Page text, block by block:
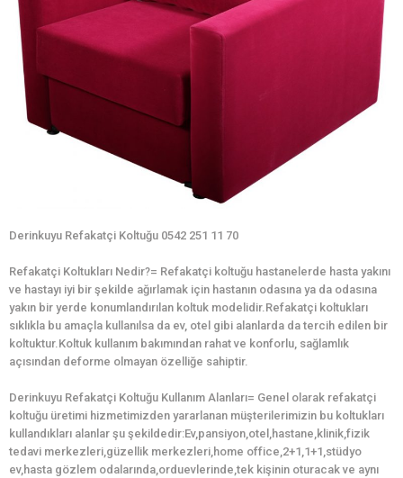
Derinkuyu Refakatçi Koltuğu 0542 251 11 70
Refakatçi Koltukları Nedir?= Refakatçi koltuğu hastanelerde hasta yakını
ve hastayı iyi bir şekilde ağırlamak için hastanın odasına ya da odasına
yakın bir yerde konumlandırılan koltuk modelidir.Refakatçi koltukları
sıklıkla bu amaçla kullanılsa da ev, otel gibi alanlarda da tercih edilen bir
koltuktur.Koltuk kullanım bakımından rahat ve konforlu, sağlamlık
açısından deforme olmayan özelliğe sahiptir.
Derinkuyu Refakatçi Koltuğu Kullanım Alanları= Genel olarak refakatçi
koltuğu üretimi hizmetimizden yararlanan müşterilerimizin bu koltukları
kullandıkları alanlar şu şekildedir:Ev,pansiyon,otel,hastane,klinik,fizik
tedavi merkezleri,güzellik merkezleri,home office,2+1,1+1,stüdyo
ev,hasta gözlem odalarında,orduevlerinde,tek kişinin oturacak ve aynı